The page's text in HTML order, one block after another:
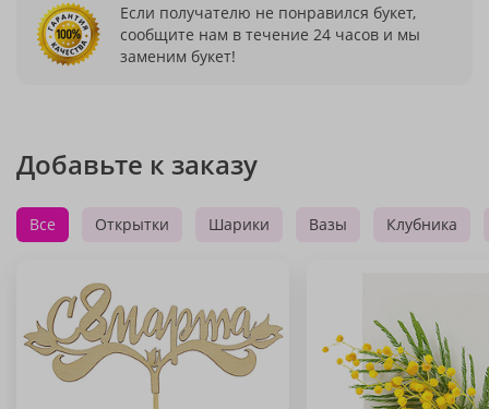
Если получателю не понравился букет,
сообщите нам в течение 24 часов и мы
заменим букет!
Добавьте к заказу
Все Открытки Шарики Вазы Клубника